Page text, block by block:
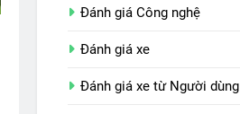
Đánh giá Công nghệ
Đánh giá xe
Đánh giá xe từ Người dùng